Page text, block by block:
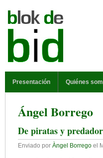
Presentación Quiénes
Ángel Borrego
De piratas y
Enviado por Àngel Borrego el